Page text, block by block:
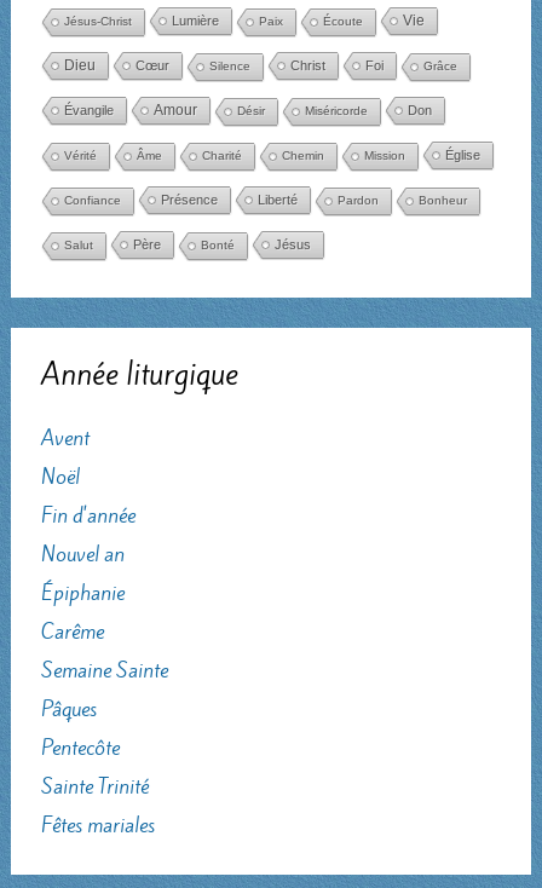
Jésus-Christ Lumière Paix Écoute Vie
Dieu Cœur Silence Christ Foi Grâce
Évangile Amour Désir Miséricorde Don
Vérité Âme Charité Chemin Mission Église
Confiance Présence Liberté Pardon Bonheur
Salut Père Bonté Jésus
Année liturgique
Avent
Noël
Fin d'année
Nouvel an
Épiphanie
Carême
Semaine Sainte
Pâques
Pentecôte
Sainte Trinité
Fêtes mariales